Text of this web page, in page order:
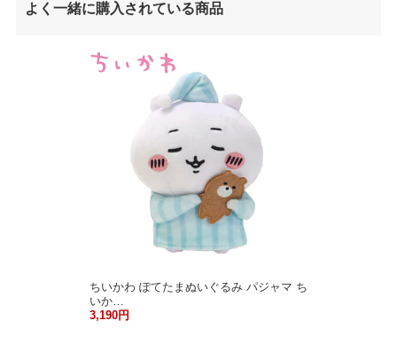
よく一緒に購入されている商品
ちいかわ ぽてたまぬいぐるみ パジャマ ち
いか…
3,190円